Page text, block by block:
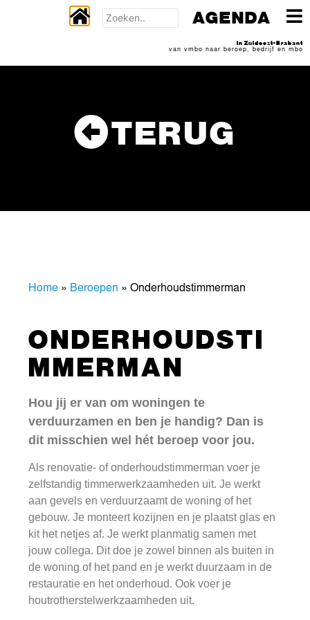
TERUG
Home » Beroepen »Onderhoudstimmerman
ONDERHOUDSTI
MMERMAN
Hou jij er van om woningen te
verduurzamen en ben je handig? Dan is
dit misschien wel hét beroep voor jou.
Als renovatie- of onderhoudstimmerman voer je
zelfstandig timmerwerkzaamheden uit. Je werkt
aan gevels en verduurzaamt de woning of het
gebouw. Je monteert kozijnen en je plaatst glas en
kit het netjes af. Je werkt planmatig samen met
jouw collega. Dit doe je zowel binnen als buiten in
de woning of het pand en je werkt duurzaam in de
restauratie en het onderhoud. Ook voer je
houtrotherstelwerkzaamheden uit.
AGENDA
In Zuidoost-Brabant
van vmbo naar beroep, bedrijf en mbo